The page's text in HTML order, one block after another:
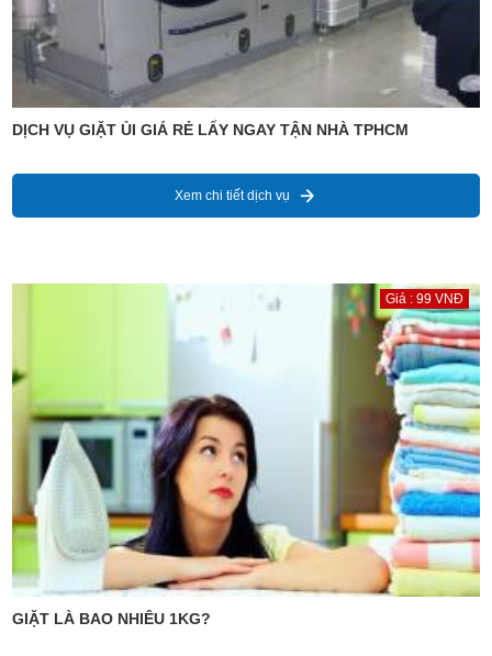
DỊCH VỤ GIẶT ỦI GIÁ RẺ LẤY NGAY TẬN NHÀ TPHCM
Xem chi tiết dịch vụ
Giá : 99 VNĐ
GIẶT LÀ BAO NHIÊU 1KG?